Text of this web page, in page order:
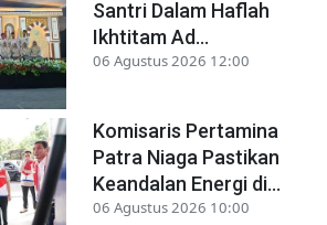
Santri Dalam Haflah
Ikhtitam Ad...
06 Agustus 2026 12:00
Komisaris Pertamina
Patra Niaga Pastikan
Keandalan Energi di...
06 Agustus 2026 10:00